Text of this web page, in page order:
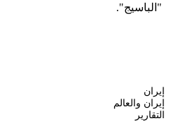
"الباسيج".
إيران
إيران والعالم
التقارير